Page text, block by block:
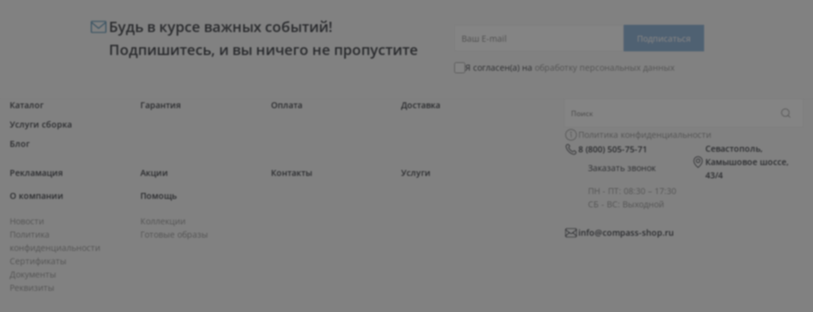
Будь в курсе важных событий!
Подпишитесь, и вы ничего не пропустите
Подписаться
Я согласен(а) на обработку персональных данных
Каталог
Услуги сборка
Блог
Гарантия Оплата Доставка
Рекламация Акции Контакты
Услуги
О компании
Новости
Политика
конфиденциальности
Сертификаты
Документы
Реквизиты
Помощь
Коллекции
Готовые образы
Политика конфиденциальности
8 (800) 505-75-71
Заказать звонок
ПН - ПТ: 08:30 – 17:30
СБ - ВС: Выходной
Севастополь,
Камышовое шоссе,
43/4
info@compass-shop.ru